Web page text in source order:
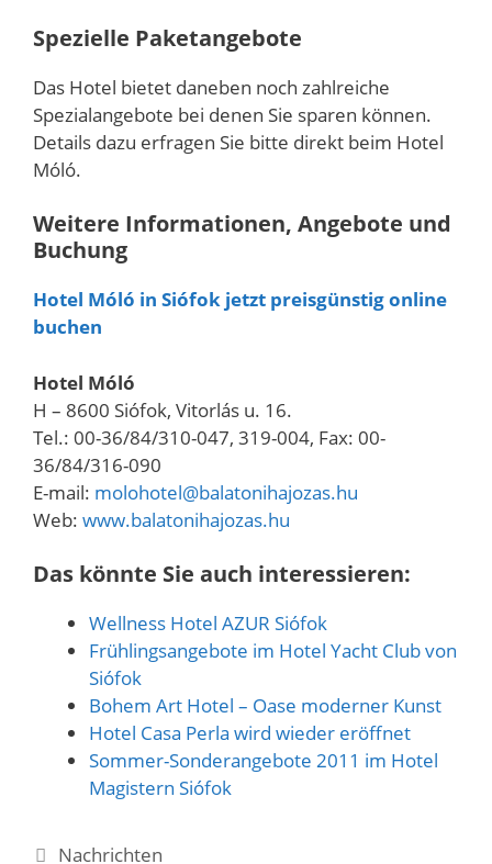
Spezielle Paketangebote
Das Hotel bietet daneben noch zahlreiche
Spezialangebote bei denen Sie sparen können.
Details dazu erfragen Sie bitte direkt beim Hotel
Móló.
Weitere Informationen, Angebote und
Buchung
Hotel Móló in Siófok jetzt preisgünstig online
buchen
Hotel Móló
H – 8600 Siófok, Vitorlás u. 16.
Tel.: 00-36/84/310-047, 319-004, Fax: 00-
36/84/316-090
E-mail: molohotel@balatonihajozas.hu
Web: www.balatonihajozas.hu
Das könnte Sie auch interessieren:
Wellness Hotel AZUR Siófok
Frühlingsangebote im Hotel Yacht Club von
Siófok
Bohem Art Hotel – Oase moderner Kunst
Hotel Casa Perla wird wieder eröffnet
Sommer-Sonderangebote 2011 im Hotel
Magistern Siófok
Kategorien
Nachrichten